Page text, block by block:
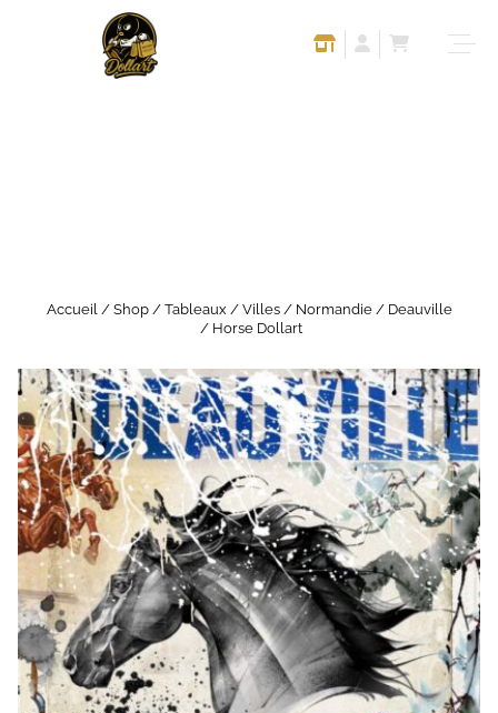
Accueil / Shop/ Tableaux / Villes/ Normandie/ Deauville
/ Horse Dollart